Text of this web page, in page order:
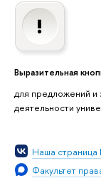
Выразительная
для предложений и
деятельности
Наша страница
Факультет